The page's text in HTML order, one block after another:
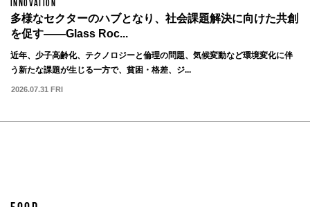
INNOVATION
多様なセクターのハブとなり、社会課題解決に向けた共創
を促す——Glass Roc...
近年、少子高齢化、テクノロジーと倫理の問題、気候変動など環境変化に伴
う新たな課題が生じる一方で、貧困・格差、ジ...
2026.07.31 FRI